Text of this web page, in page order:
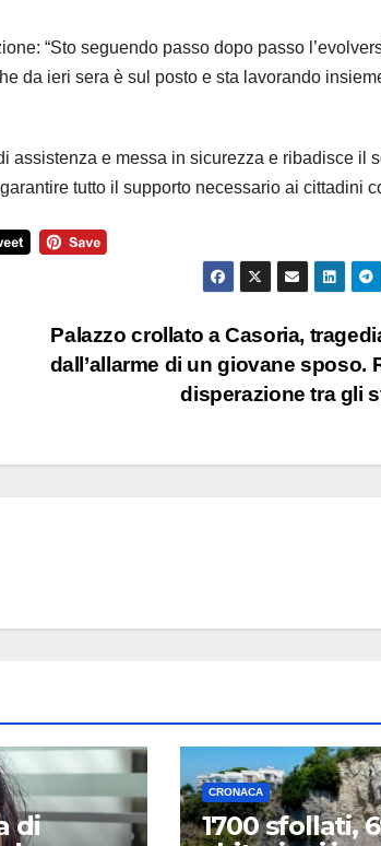
“Sto seguendo passo dopo passo
da ieri sera è sul posto e sta lavorando
assistenza e messa in sicurezza e ribadisce il
tutto il supporto necessario ai cittadini
Palazzo crollato a Casoria,
dall’allarme di un giovane sposo.
disperazione tra gli
di
CRONACA
1700 sfollati,